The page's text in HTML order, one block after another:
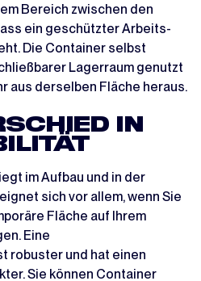
Bereich zwischen den
ein geschützter Arbeits-
Die Container selbst
Lagerraum genutzt
aus derselben Fläche heraus.
IN
im Aufbau und in der
sich vor allem, wenn Sie
Fläche auf Ihrem
Eine
robuster und hat einen
Sie können Container